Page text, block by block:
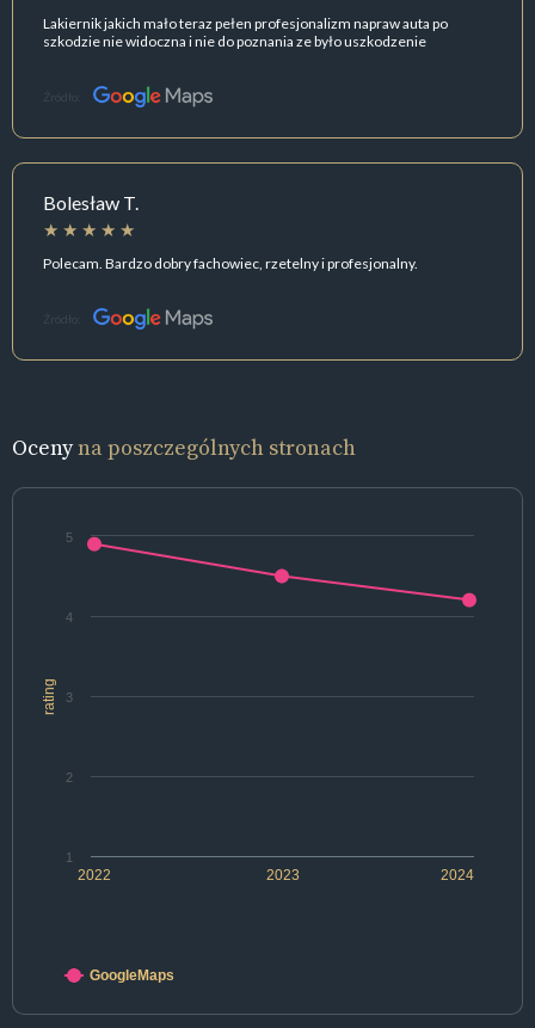
Lakiernik jakich mało teraz pełen profesjonalizm napraw auta po
szkodzie nie widoczna i nie do poznania ze było uszkodzenie
Źródło:
Bolesław T.
Polecam. Bardzo dobry fachowiec, rzetelny i profesjonalny.
Źródło:
Ocenyna poszczególnych stronach
rating
2022 2023 2024
1
2
3
4
5
GoogleMaps